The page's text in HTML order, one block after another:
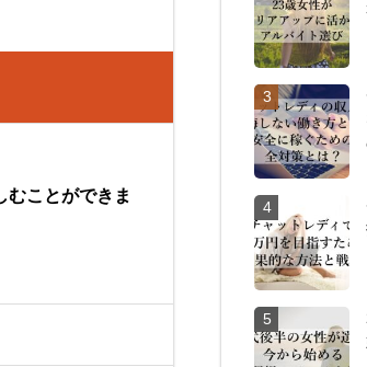
むことができま
3
4
5